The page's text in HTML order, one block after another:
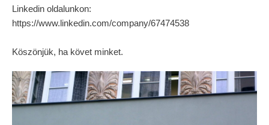
Linkedin oldalunkon:
https://www.linkedin.com/company/67474538
Köszönjük, ha követ minket.